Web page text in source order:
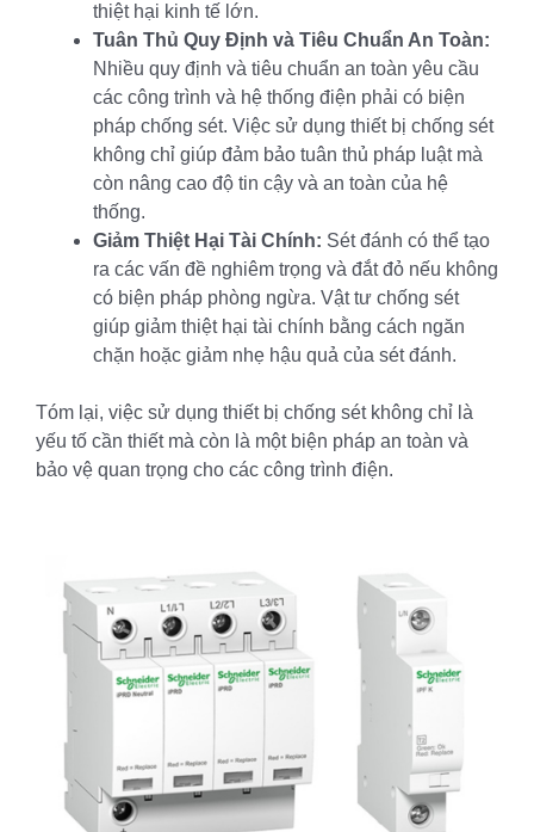
thiệt hại kinh tế lớn.
Tuân Thủ Quy Định và Tiêu Chuẩn An Toàn:
Nhiều quy định và tiêu chuẩn an toàn yêu cầu
các công trình và hệ thống điện phải có biện
pháp chống sét. Việc sử dụng thiết bị chống sét
không chỉ giúp đảm bảo tuân thủ pháp luật mà
còn nâng cao độ tin cậy và an toàn của hệ
thống.
Giảm Thiệt Hại Tài Chính: Sét đánh có thể tạo
ra các vấn đề nghiêm trọng và đắt đỏ nếu không
có biện pháp phòng ngừa. Vật tư chống sét
giúp giảm thiệt hại tài chính bằng cách ngăn
chặn hoặc giảm nhẹ hậu quả của sét đánh.
Tóm lại, việc sử dụng thiết bị chống sét không chỉ là
yếu tố cần thiết mà còn là một biện pháp an toàn và
bảo vệ quan trọng cho các công trình điện.